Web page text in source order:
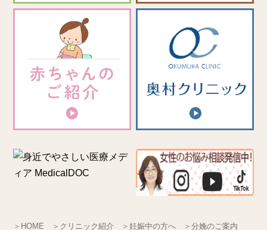
＞HOME ＞クリニック紹介 ＞妊娠中の方へ ＞分娩のご案内